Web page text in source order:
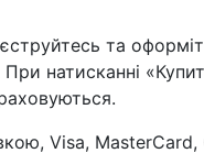
та
натисканні
Visa, MasterCard,